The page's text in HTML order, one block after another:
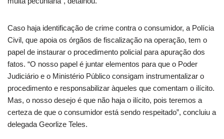
Caso haja identificação de crime contra o consumidor, a Polícia
Civil, que apoia os órgãos de fiscalização na operação, tem o
papel de instaurar o procedimento policial para apuração dos
fatos. “O nosso papel é juntar elementos para que o Poder
Judiciário e o Ministério Público consigam instrumentalizar o
procedimento e responsabilizar àqueles que comentam o ilícito.
Mas, o nosso desejo é que não haja o ilícito, pois teremos a
certeza de que o consumidor está sendo respeitado”, concluiu a
delegada Georlize Teles.